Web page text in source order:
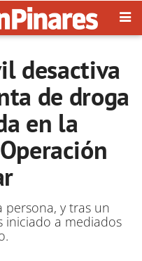
desactiva
de droga
en la
persona, y tras un
iniciado a mediados